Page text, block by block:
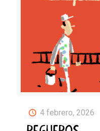
4 febrero, 2026